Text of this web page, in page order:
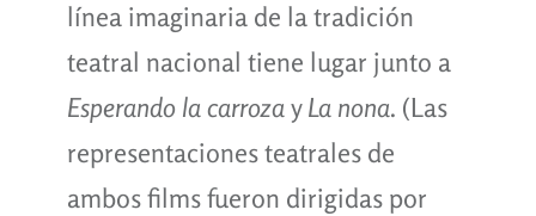
línea imaginaria de la tradición
teatral nacional tiene lugar junto a
Esperando la carrozayLa nona. (Las
representaciones teatrales de
ambos films fueron dirigidas por